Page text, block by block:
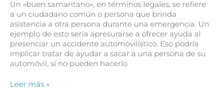
Ebrio
Arruine
sus
Vacaciones
en
Houston
Un «buen samaritano», en términos legales, se refiere
a un ciudadano común o persona que brinda
asistencia a otra persona durante una emergencia. Un
ejemplo de esto sería apresurarse a ofrecer ayuda al
presenciar un accidente automovilístico. Eso podría
implicar tratar de ayudar a sacar a una persona de su
automóvil, si no pueden hacerlo
¿Cuál
Leer más »